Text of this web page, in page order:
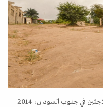
في جنوب السودان، 2014